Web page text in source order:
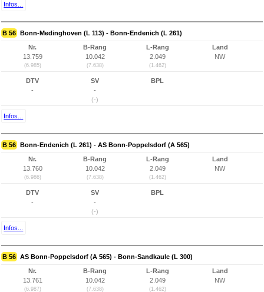
Infos...
B 56 Bonn-Medinghoven (L 113) - Bonn-Endenich (L 261)
Nr.
13.759
(6.985)
B-Rang
10.042
(7.638)
L-Rang
2.049
(1.462)
Land
NW
DTV
-
SV
-
(-)
BPL
Infos...
B 56 Bonn-Endenich (L 261) - AS Bonn-Poppelsdorf (A 565)
Nr.
13.760
(6.986)
B-Rang
10.042
(7.638)
L-Rang
2.049
(1.462)
Land
NW
DTV
-
SV
-
(-)
BPL
Infos...
B 56 AS Bonn-Poppelsdorf (A 565) - Bonn-Sandkaule (L 300)
Nr.
13.761
(6.987)
B-Rang
10.042
(7.638)
L-Rang
2.049
(1.462)
Land
NW